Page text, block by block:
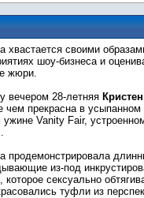
Fair
хвастается своими
шоу-бизнеса и
жюри.
вечером 28-летняя
чем прекрасна в
ужине Vanity Fair,
продемонстрировала
из-под
которое сексуально
туфли из